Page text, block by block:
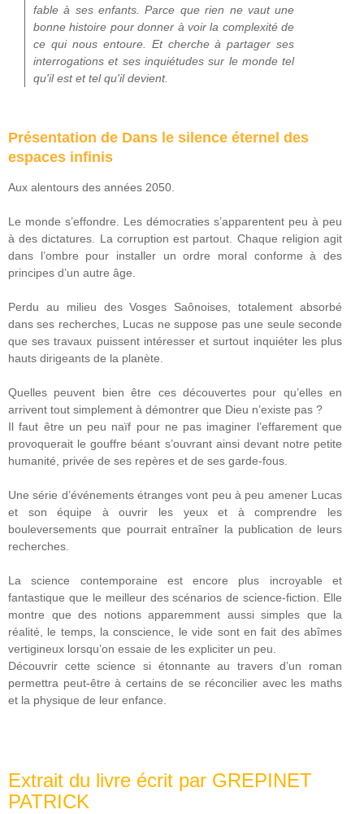
fable à ses enfants. Parce que rien ne vaut une
bonne histoire pour donner à voir la complexité de
ce qui nous entoure. Et cherche à partager ses
interrogations et ses inquiétudes sur le monde tel
qu'il est et tel qu'il devient.
Présentation de Dans le silence éternel des
espaces infinis
Aux alentours des années 2050.
Le monde s’effondre. Les démocraties s’apparentent peu à peu
à des dictatures. La corruption est partout. Chaque religion agit
dans l’ombre pour installer un ordre moral conforme à des
principes d’un autre âge.
Perdu au milieu des Vosges Saônoises, totalement absorbé
dans ses recherches, Lucas ne suppose pas une seule seconde
que ses travaux puissent intéresser et surtout inquiéter les plus
hauts dirigeants de la planète.
Quelles peuvent bien être ces découvertes pour qu’elles en
arrivent tout simplement à démontrer que Dieu n’existe pas ?
Il faut être un peu naïf pour ne pas imaginer l’effarement que
provoquerait le gouffre béant s’ouvrant ainsi devant notre petite
humanité, privée de ses repères et de ses garde-fous.
Une série d’événements étranges vont peu à peu amener Lucas
et son équipe à ouvrir les yeux et à comprendre les
bouleversements que pourrait entraîner la publication de leurs
recherches.
La science contemporaine est encore plus incroyable et
fantastique que le meilleur des scénarios de science-fiction. Elle
montre que des notions apparemment aussi simples que la
réalité, le temps, la conscience, le vide sont en fait des abîmes
vertigineux lorsqu’on essaie de les expliciter un peu.
Découvrir cette science si étonnante au travers d’un roman
permettra peut-être à certains de se réconcilier avec les maths
et la physique de leur enfance.
Extrait du livre écrit par GREPINET
PATRICK